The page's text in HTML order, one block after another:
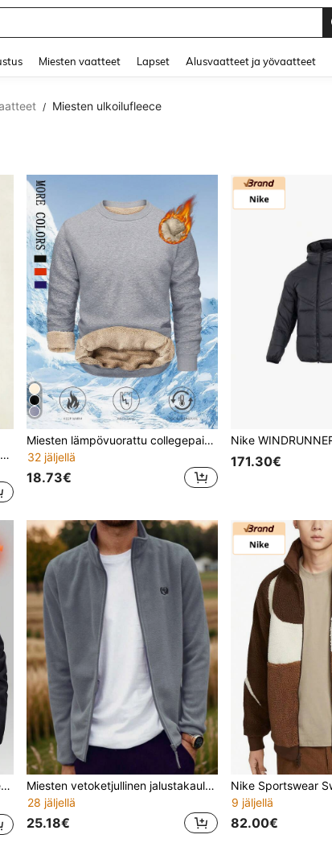
Miesten vaatteet Lapset Alusvaatteet ja yövaatteet
/ Miesten ulkoilufleece
AHTELB miesten puolivetoketjullinen pystykauluspaita, kuviollinen urheiluvaatetus, fleecevuorillinen pusero, rento pitkähihainen paita rintataskulla, sopii ulkoiluun ja urheiluun, katutyyliin
Miesten lämpövuorattu collegepaita, paksu lämmin pyöreäkaulainen pulloveri syksyyn/talveen, ulkoiluun ja rentoon urheiluun
32 jäljellä
18.73€
171.30€
Miesten vetoketjullinen jalustakaulus lämmin fleecetakki, ulkoiluurheilupaita, sopii harjoitteluun, lahjaksi, talveksi, hiihtoon
28 jäljellä
25.18€
9 jäljellä
82.00€